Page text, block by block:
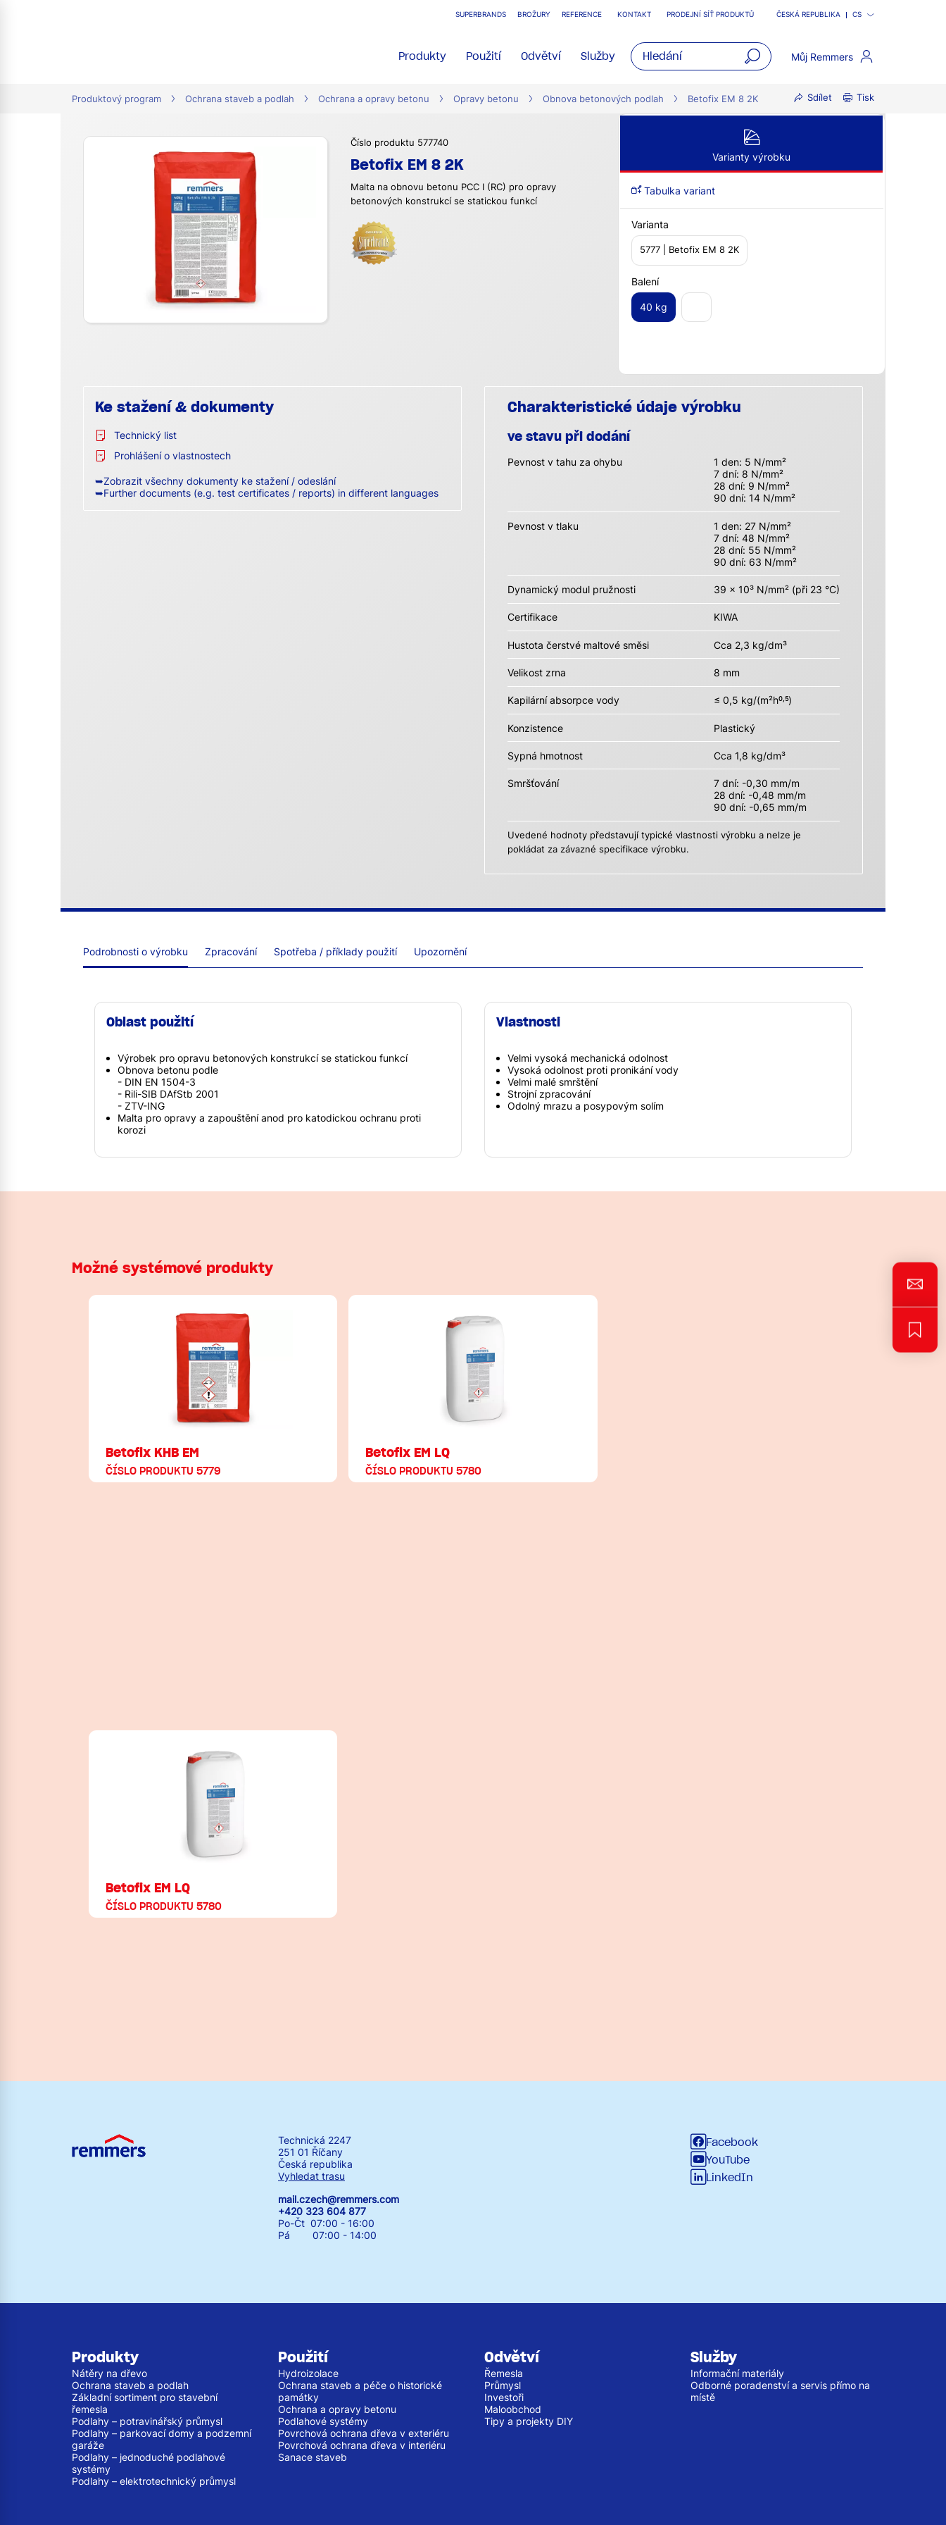
SUPERBRANDS BROŽURY REFERENCE KONTAKT PRODEJNÍ SÍŤ PRODUKTŮ ČESKÁ REPUBLIKA CS
Produkty Použití Odvětví Služby Můj Remmers
Produktový program Ochrana staveb a podlah Ochrana a opravy betonu Opravy betonu Obnova betonových podlah Betofix EM 8 2K Sdílet Tisk
Číslo produktu 577740
Betofix EM 8 2K
Malta na obnovu betonu PCC I (RC) pro opravy
betonových konstrukcí se statickou funkcí
Varianty výrobku
Tabulka variant
Varianta
5777 | Betofix EM 8 2K
Balení
40 kg
Ke stažení & dokumenty
Technický list
Prohlášení o vlastnostech
➥Zobrazit všechny dokumenty ke stažení / odeslání
➥Further documents (e.g. test certificates / reports) in different languages
Charakteristické údaje výrobku
ve stavu při dodání
Pevnost v tahu za ohybu
1 den: 5 N/mm²
7 dní: 8 N/mm²
28 dní: 9 N/mm²
90 dní: 14 N/mm²
Pevnost v tlaku
1 den: 27 N/mm²
7 dní: 48 N/mm²
28 dní: 55 N/mm²
90 dní: 63 N/mm²
Dynamický modul pružnosti 39 x 10³ N/mm² (při 23 °C)
Certifikace KIWA
Hustota čerstvé maltové směsi Cca 2,3 kg/dm³
Velikost zrna 8 mm
Kapilární absorpce vody ≤ 0,5 kg/(m²h0,5)
Konzistence Plastický
Sypná hmotnost Cca 1,8 kg/dm³
Smršťování
7 dní: -0,30 mm/m
28 dní: -0,48 mm/m
90 dní: -0,65 mm/m
Uvedené hodnoty představují typické vlastnosti výrobku a nelze je
pokládat za závazné specifikace výrobku.
Podrobnosti o výrobku Zpracování Spotřeba / příklady použití Upozornění
Oblast použití
Výrobek pro opravu betonových konstrukcí se statickou funkcí
Obnova betonu podle
- DIN EN 1504-3
- Rili-SIB DAfStb 2001
- ZTV-ING
Malta pro opravy a zapouštění anod pro katodickou ochranu proti
korozi
Vlastnosti
Velmi vysoká mechanická odolnost
Vysoká odolnost proti pronikání vody
Velmi malé smrštění
Strojní zpracování
Odolný mrazu a posypovým solím
Možné systémové produkty
Betofix KHB EM
ČÍSLO PRODUKTU 5779
Betofix EM LQ
ČÍSLO PRODUKTU 5780
Betofix EM LQ
ČÍSLO PRODUKTU 5780
Technická 2247
251 01 Říčany
Česká republika
Vyhledat trasu
mail.czech@remmers.com
+420 323 604 877
Po-Čt 07:00 - 16:00
Pá 07:00 - 14:00
Facebook
YouTube
LinkedIn
Produkty
Nátěry na dřevo
Ochrana staveb a podlah
Základní sortiment pro stavební
řemesla
Podlahy – potravinářský průmysl
Podlahy – parkovací domy a podzemní
garáže
Podlahy – jednoduché podlahové
systémy
Podlahy – elektrotechnický průmysl
Použití
Hydroizolace
Ochrana staveb a péče o historické
památky
Ochrana a opravy betonu
Podlahové systémy
Povrchová ochrana dřeva v exteriéru
Povrchová ochrana dřeva v interiéru
Sanace staveb
Odvětví
Řemesla
Průmysl
Investoři
Maloobchod
Tipy a projekty DIY
Služby
Informační materiály
Odborné poradenství a servis přímo na
místě